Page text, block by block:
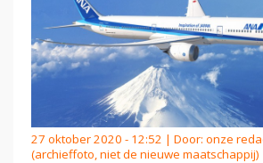
27 oktober 2020 - 12:52 | Door: onze
(archieffoto, niet de nieuwe maatschappij)